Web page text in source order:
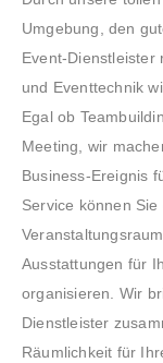
Umgebung, den
Event-Dienstleister
und Eventtechnik
Egal ob
Meeting, wir
Business-Ereignis
Service können
Ausstattungen für
organisieren. Wir
Dienstleister
Räumlichkeit für